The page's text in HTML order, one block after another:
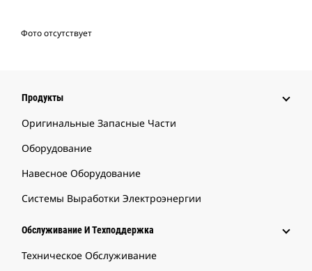
Фото отсутствует
Продукты
Оригинальные Запасные Части
Оборудование
Навесное Оборудование
Системы Выработки Электроэнергии
Обслуживание И Техподдержка
Техническое Обслуживание